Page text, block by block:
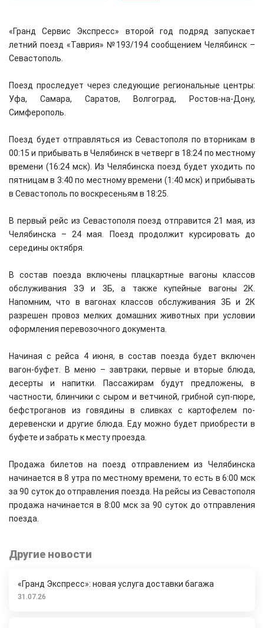
«Гранд Сервис Экспресс» второй год подряд запускает
летний поезд «Таврия» №193/194 сообщением Челябинск –
Севастополь.
Поезд проследует через следующие региональные центры:
Уфа, Самара, Саратов, Волгоград, Ростов-на-Дону,
Симферополь.
Поезд будет отправляться из Севастополя по вторникам в
00:15 и прибывать в Челябинск в четверг в 18:24 по местному
времени (16:24 мск). Из Челябинска поезд будет уходить по
пятницам в 3:40 по местному времени (1:40 мск) и прибывать
в Севастополь по воскресеньям в 18:25.
В первый рейс из Севастополя поезд отправится 21 мая, из
Челябинска – 24 мая. Поезд продолжит курсировать до
середины октября.
В состав поезда включены плацкартные вагоны классов
обслуживания 3Э и 3Б, а также купейные вагоны 2К.
Напомним, что в вагонах классов обслуживания 3Б и 2К
разрешен провоз мелких домашних животных при условии
оформления перевозочного документа.
Начиная с рейса 4 июня, в состав поезда будет включен
вагон-буфет. В меню – завтраки, первые и вторые блюда,
десерты и напитки. Пассажирам будут предложены, в
частности, блинчики с сыром и ветчиной, грибной суп-пюре,
бефстроганов из говядины в сливках с картофелем по-
деревенски и другие блюда. Еду можно будет приобрести в
буфете и забрать к месту проезда.
Продажа билетов на поезд отправлением из Челябинска
начинается в 8 утра по местному времени, то есть в 6:00 мск
за 90 суток до отправления поезда. На рейсы из Севастополя
продажа начинается в 8:00 мск за 90 суток до отправления
поезда.
Другие новости
«Гранд Экспресс»: новая услуга доставки багажа
31.07.26